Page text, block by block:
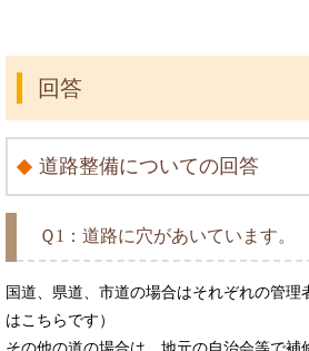
回答
道路整備についての回答
Ｑ1：道路に穴があいています。
国道、県道、市道の場合はそれぞれの管理
はこちらです）